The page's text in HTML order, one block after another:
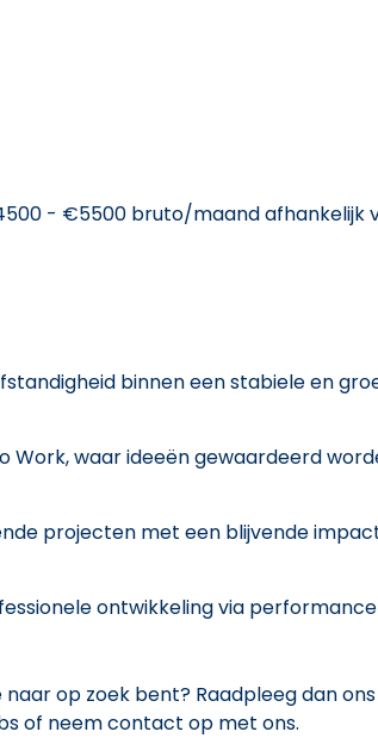
- €5500 bruto/maand afhankelijk
binnen een stabiele en
Work, waar ideeën gewaardeerd
projecten met een blijvende
ontwikkeling via
op zoek bent? Raadpleeg dan
of neem contact op met ons.